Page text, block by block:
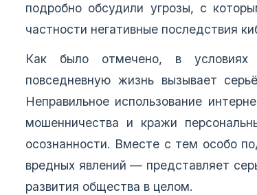
подробно обсудили угрозы, с
частности негативные последствия
Как было отмечено, в условиях
повседневную жизнь вызывает
Неправильное использование
мошенничества и кражи
осознанности. Вместе с тем особо
вредных явлений — представляет
развития общества в целом.